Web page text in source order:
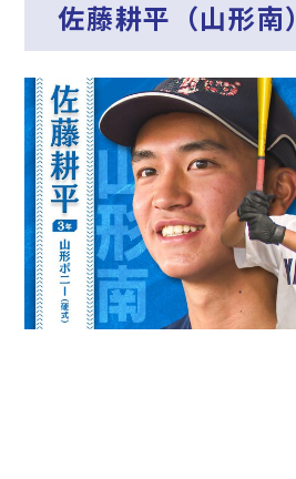
佐藤耕平（山形南）